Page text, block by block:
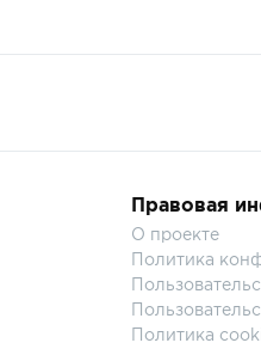
Правовая
О проекте
Политика
Политика